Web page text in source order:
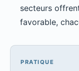
secteurs
favorable,
PRATIQUE